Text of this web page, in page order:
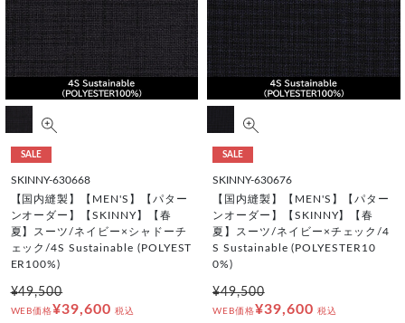
SALE
SKINNY-630668
【国内縫製】【MEN'S】【パター
ンオーダー】【SKINNY】【春
夏】スーツ/ネイビー×シャドーチ
ェック/4S Sustainable (POLYEST
ER100%)
¥49,500
WEB価格¥39,600 税込
SALE
SKINNY-630676
【国内縫製】【MEN'S】【パター
ンオーダー】【SKINNY】【春
夏】スーツ/ネイビー×チェック/4
S Sustainable (POLYESTER10
0%)
¥49,500
WEB価格¥39,600 税込